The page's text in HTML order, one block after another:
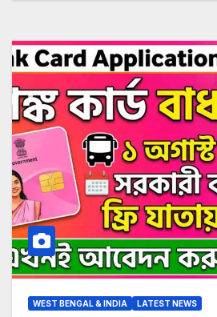
WEST BENGAL & INDIA LATEST NEWS